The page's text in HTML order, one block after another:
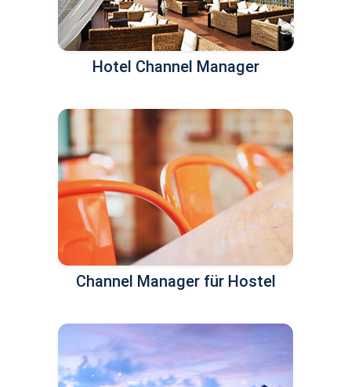
Hotel Channel Manager
Channel Manager für Hostel